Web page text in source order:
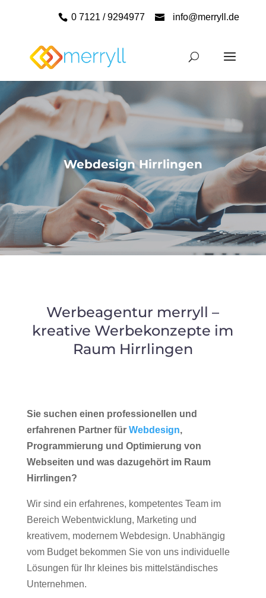
0 7121 / 9294977 info@merryll.de
Webdesign Hirrlingen
Werbeagentur merryll –
kreative Werbekonzepte im
Raum Hirrlingen
Sie suchen einen professionellen und
erfahrenen Partner für Webdesign,
Programmierung und Optimierung von
Webseiten und was dazugehört im Raum
Hirrlingen?
Wir sind ein erfahrenes, kompetentes Team im
Bereich Webentwicklung, Marketing und
kreativem, modernem Webdesign. Unabhängig
vom Budget bekommen Sie von uns individuelle
Lösungen für Ihr kleines bis mittelständisches
Unternehmen.